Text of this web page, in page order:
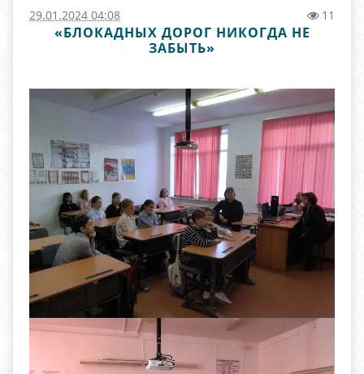
29.01.2024 04:08 11
«БЛОКАДНЫХ ДОРОГ НИКОГДА НЕ
ЗАБЫТЬ»